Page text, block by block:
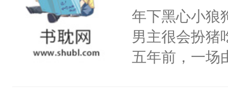
下旨后长达五
端王被立为太
陶淑妃和姜德
和两位公主在
年下黑心小狼
男主很会扮猪
五年前，一场